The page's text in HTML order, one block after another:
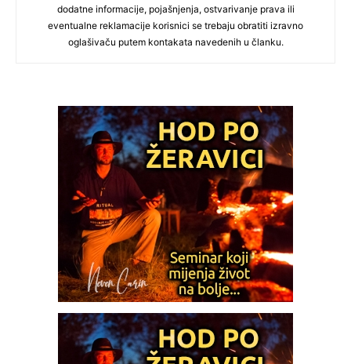
dodatne informacije, pojašnjenja, ostvarivanje prava ili
eventualne reklamacije korisnici se trebaju obratiti izravno
oglašivaču putem kontakata navedenih u članku.